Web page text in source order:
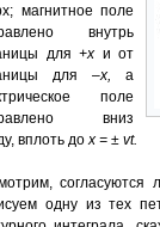
магнитное поле
внутрь
для +х и от
для –х, а
поле
вниз
вплоть дох = ± vt.
согласуются
одну из тех